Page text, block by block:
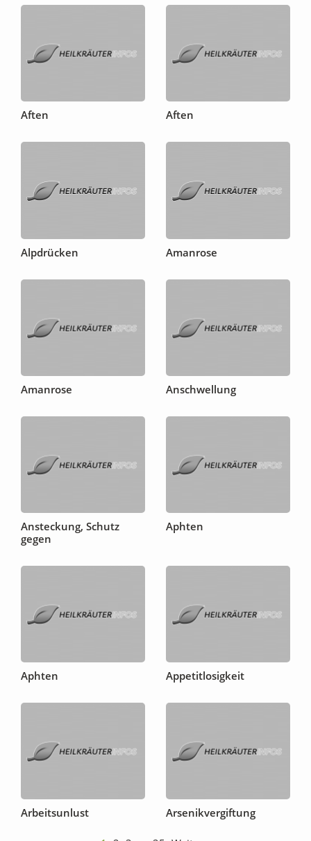
Aften Aften
Alpdrücken Amanrose
Amanrose Anschwellung
Ansteckung, Schutz
gegen
Aphten
Aphten Appetitlosigkeit
Arbeitsunlust Arsenikvergiftung